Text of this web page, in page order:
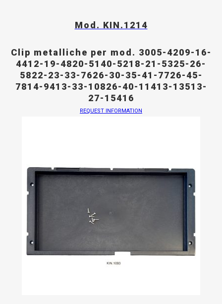
Mod. KIN.1214
Clip metalliche per mod. 3005-4209-16-
4412-19-4820-5140-5218-21-5325-26-
5822-23-33-7626-30-35-41-7726-45-
7814-9413-33-10826-40-11413-13513-
27-15416
REQUEST INFORMATION